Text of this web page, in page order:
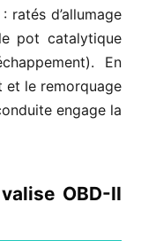
ratés d’allumage
pot catalytique
En
et le remorquage
engage la
OBD-II